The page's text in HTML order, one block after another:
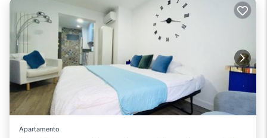
Apartamento